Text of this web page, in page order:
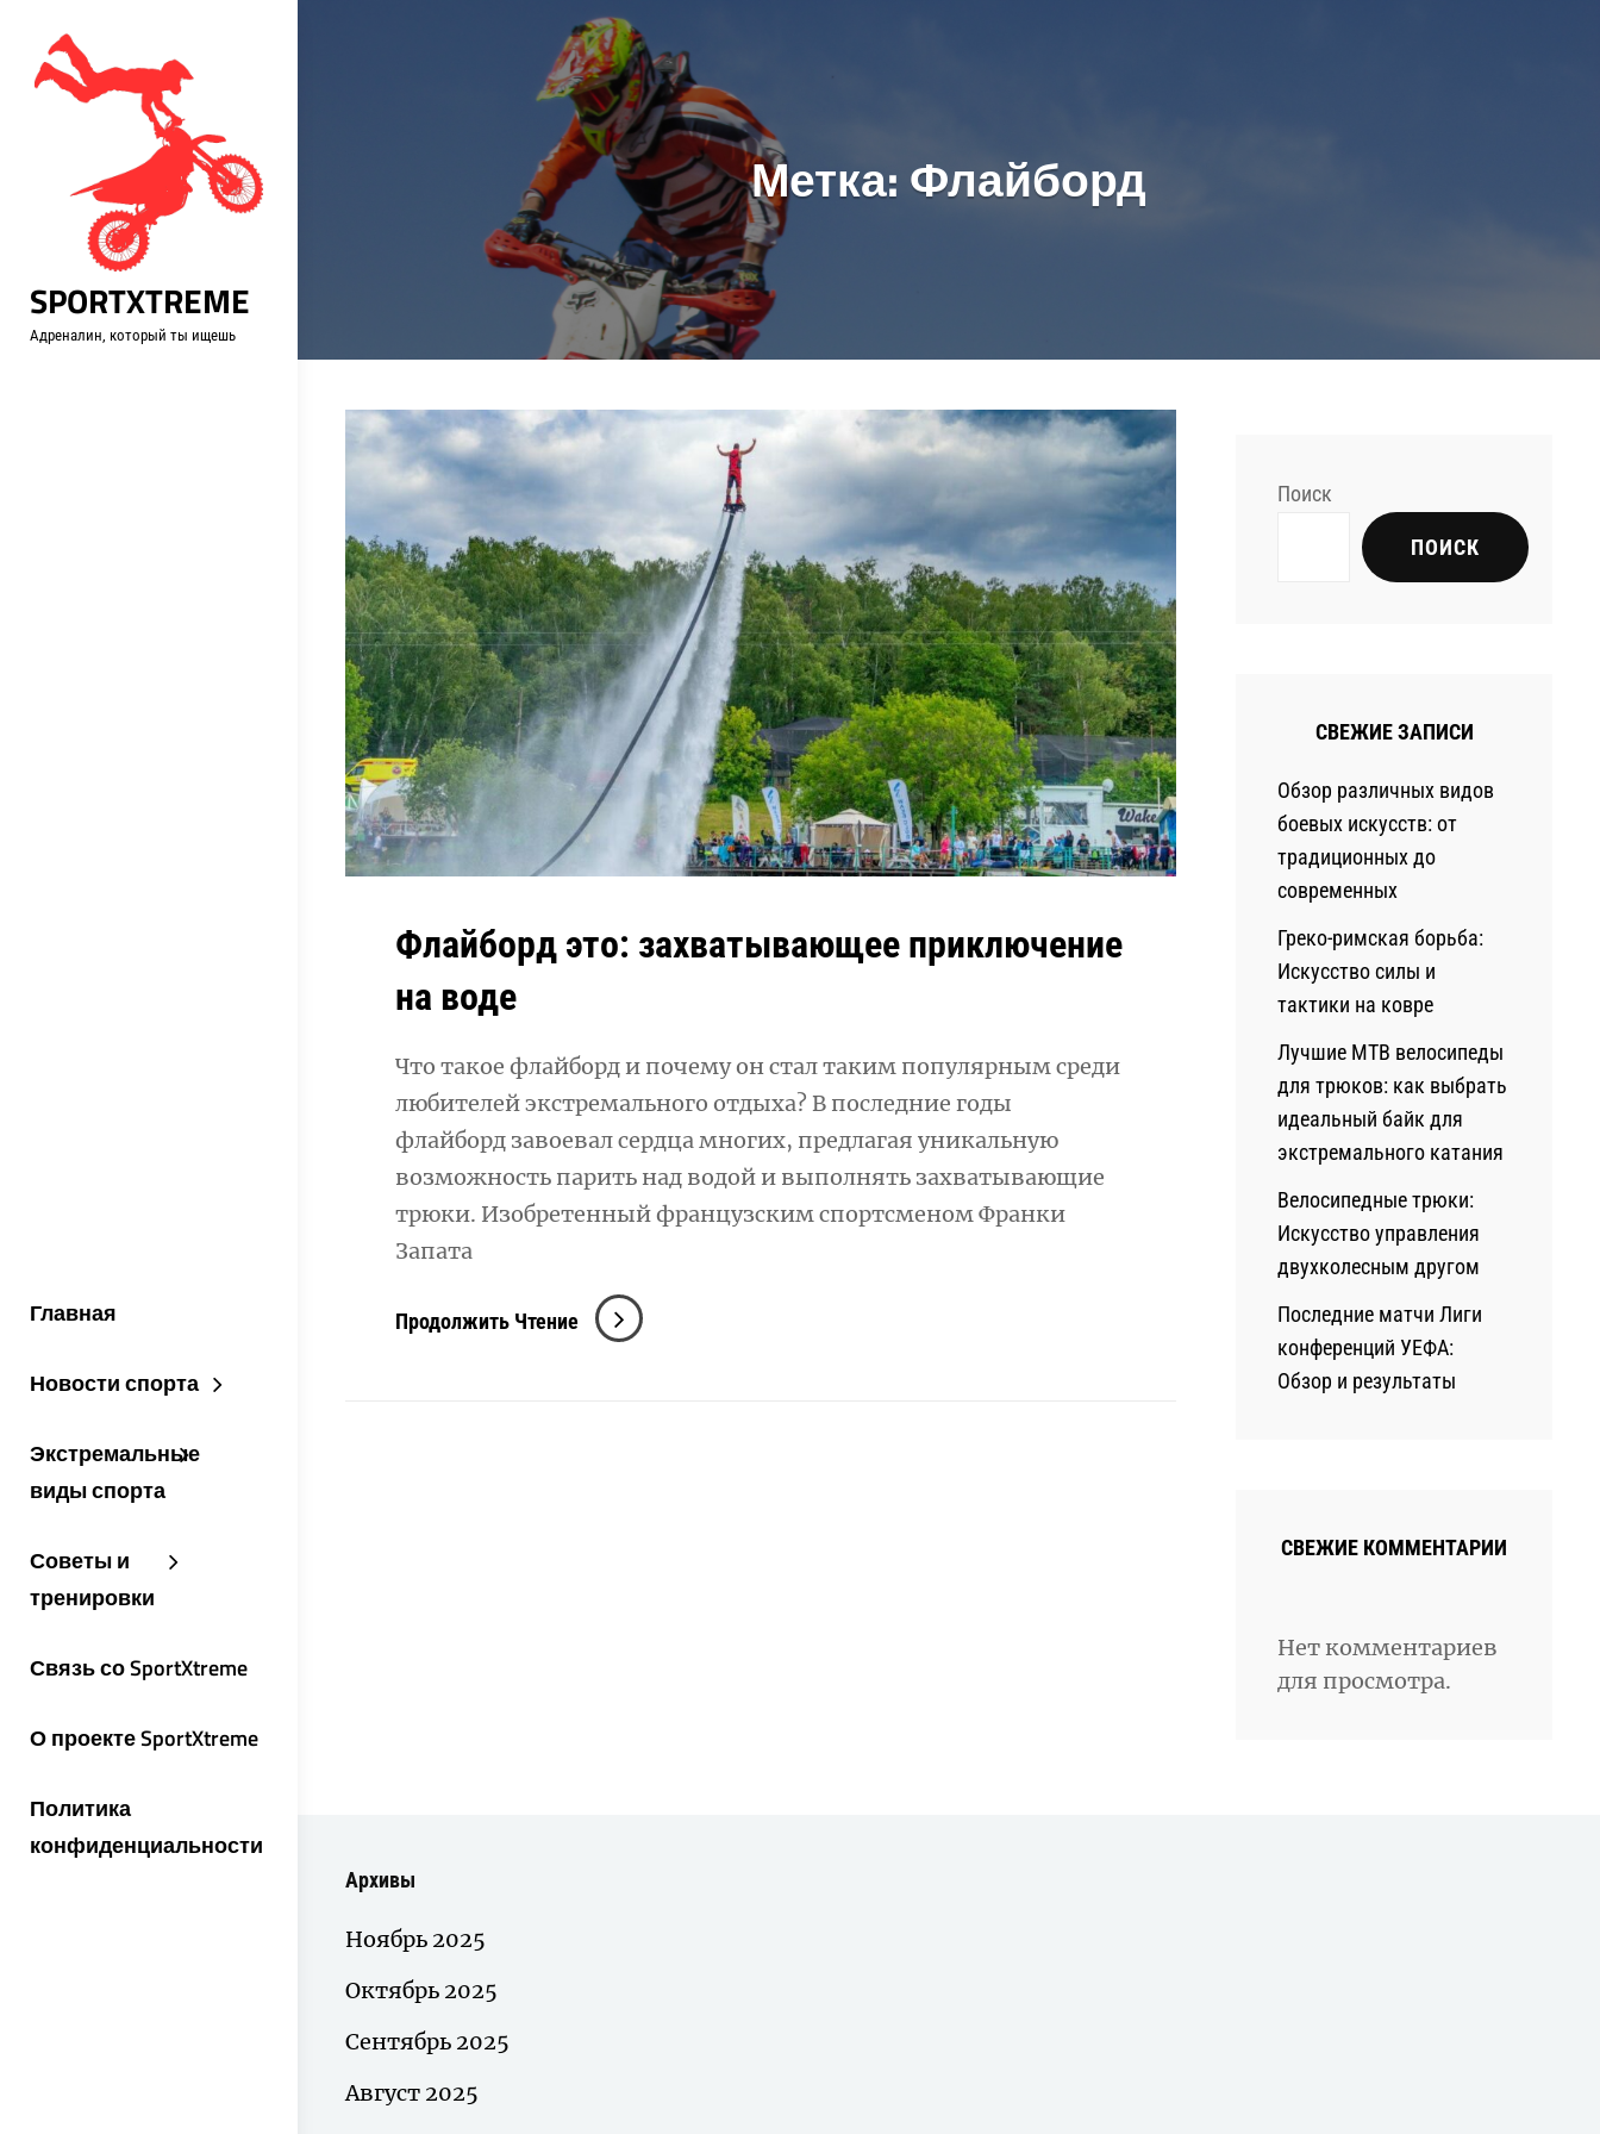
содержимому
SPORTXTREME
Адреналин, который ты ищешь
Главная
Новости спорта
Экстремальные
виды спорта
Советы и
тренировки
Связь со SportXtreme
О проекте SportXtreme
Политика
конфиденциальности
Метка: Флайборд
Флайборд это: захватывающее приключение
на воде
Что такое флайборд и почему он стал таким популярным среди
любителей экстремального отдыха? В последние годы
флайборд завоевал сердца многих, предлагая уникальную
возможность парить над водой и выполнять захватывающие
трюки. Изобретенный французским спортсменом Франки
Запата
Продолжить Чтение Флайборд
Это:
Поиск
ПОИСК
СВЕЖИЕ ЗАПИСИ
Обзор различных видов
боевых искусств: от
традиционных до
современных
Греко-римская борьба:
Искусство силы и
тактики на ковре
Лучшие MTB велосипеды
для трюков: как выбрать
идеальный байк для
экстремального катания
Велосипедные трюки:
Искусство управления
двухколесным другом
Последние матчи Лиги
конференций УЕФА:
Обзор и результаты
СВЕЖИЕ КОММЕНТАРИИ
Нет комментариев
для просмотра.
Архивы
Ноябрь 2025
Октябрь 2025
Сентябрь 2025
Август 2025